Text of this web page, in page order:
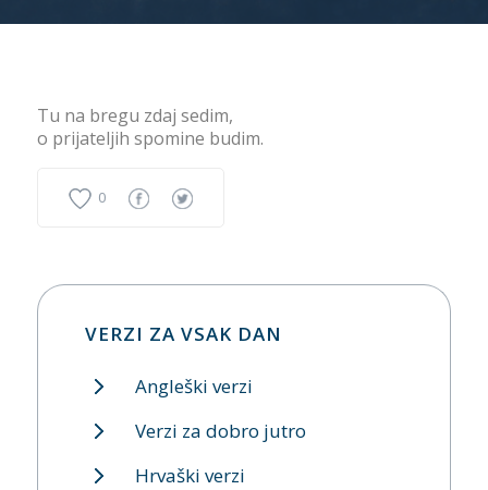
Tu na bregu zdaj sedim,
o prijateljih spomine budim.
0
VERZI ZA VSAK DAN
Angleški verzi
Verzi za dobro jutro
Hrvaški verzi